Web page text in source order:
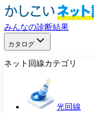
みんなの診断結果
カタログ
ネット回線カテゴリ
光回線